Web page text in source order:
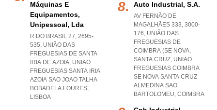
Máquinas E
Equipamentos,
Unipessoal, Lda
R DO BRASIL 27, 2695-
535, UNIÃO DAS
FREGUESIAS DE SANTA
IRIA DE AZOIA, UNIAO
FREGUESIAS SANTA IRIA
AZOIA SAO JOAO TALHA
BOBADELA LOURES,
LISBOA
Auto Industrial, S.a.
AV FERNÃO DE
MAGALHÃES 333, 3000-
176, UNIÃO DAS
FREGUESIAS DE
COIMBRA (SE NOVA,
SANTA CRUZ, UNIAO
FREGUESIAS COIMBRA
SE NOVA SANTA CRUZ
ALMEDINA SAO
BARTOLOMEU, COIMBRA